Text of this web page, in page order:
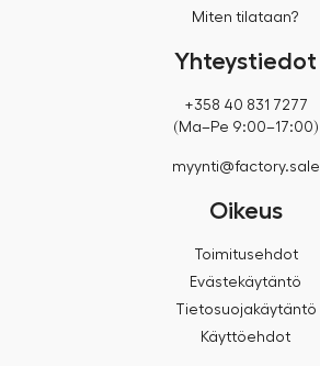
Miten tilataan?
Yhteystiedot
+358 40 831 7277
(Ma–Pe 9:00–17:00)
myynti@factory.sale
Oikeus
Toimitusehdot
Evästekäytäntö
Tietosuojakäytäntö
Käyttöehdot